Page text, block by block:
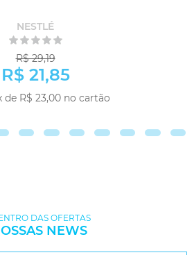
NESTLÉ
R$ 29,19
R$ 21,85
de R$ 23,00 no cartão
DAS OFERTAS
NEWS